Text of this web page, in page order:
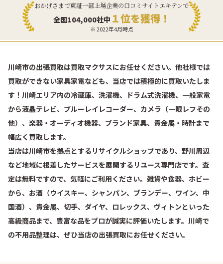
おかげさまで東証一部上場企業の口コミサイトエキテンで
全国104,000社中 １位を獲得！
※ 2022年4月時点
川崎市の出張買取は買取マクサスにお任せください。他社様では
買取ができない家具家電なども、当店では積極的に買取いたしま
す！川崎エリア内の冷蔵庫、洗濯機、ドラム式洗濯機、一般家電
から液晶テレビ、ブルーレイレコーダー、カメラ（一眼レフその
他）、楽器・オーディオ機器、ブランド家具、貴金属・時計まで
幅広く買取します。
当店は川崎市を拠点とするリサイクルショップであり、野川周辺
など地域に根差したサービスを展開するリユース専門店です。査
定は無料ですので、気軽にご利用ください。雑貨や食器、ホビー
から、お酒（ウイスキー、シャンパン、ブランデー、ワイン、中
国酒）、貴金属、切手、ダイヤ、ロレックス、ヴィトンといった
高級商品まで、豊富な品をプロが誠実に評価いたします。川崎で
の不用品整理は、ぜひ当店の出張買取にお任せください。